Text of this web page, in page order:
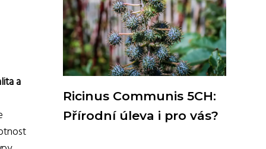
a
Ricinus Communis 5CH:
Přírodní úleva i pro vás?